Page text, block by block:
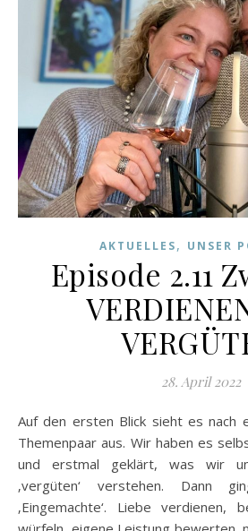
AKTUELLES, UNSER
Episode 2.11
28. April 2022
Auf den ersten Blick sieht es nach einem ungewöhnlichen
Themenpaar aus. Wir haben es
und erstmal geklärt, was wir
‚vergüten‘ verstehen. Dann
‚Eingemachte‘. Liebe verdienen,